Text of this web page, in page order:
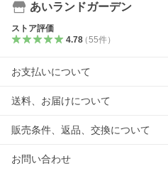
あいランドガーデン
ストア評価
4.78（55件）
お支払いについて
送料、お届けについて
販売条件、返品、交換について
お問い合わせ